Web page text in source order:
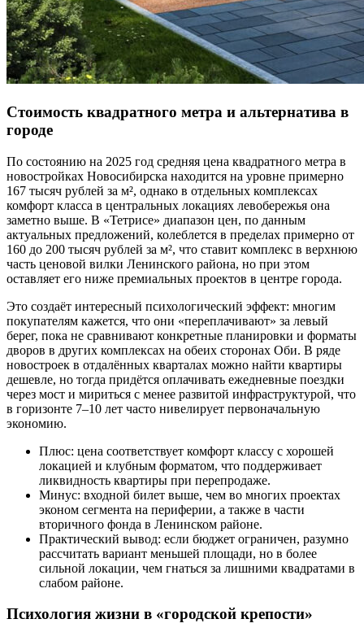
Стоимость квадратного метра и альтернатива в
городе
По состоянию на 2025 год средняя цена квадратного метра в
новостройках Новосибирска находится на уровне примерно
167 тысяч рублей за м², однако в отдельных комплексах
комфорт класса в центральных локациях левобережья она
заметно выше. В «Тетрисе» диапазон цен, по данным
актуальных предложений, колеблется в пределах примерно от
160 до 200 тысяч рублей за м², что ставит комплекс в верхнюю
часть ценовой вилки Ленинского района, но при этом
оставляет его ниже премиальных проектов в центре города.
Это создаёт интересный психологический эффект: многим
покупателям кажется, что они «переплачивают» за левый
берег, пока не сравнивают конкретные планировки и форматы
дворов в других комплексах на обеих сторонах Оби. В ряде
новостроек в отдалённых кварталах можно найти квартиры
дешевле, но тогда придётся оплачивать ежедневные поездки
через мост и мириться с менее развитой инфраструктурой, что
в горизонте 7–10 лет часто нивелирует первоначальную
экономию.
Плюс: цена соответствует комфорт классу с хорошей
локацией и клубным форматом, что поддерживает
ликвидность квартиры при перепродаже.
Минус: входной билет выше, чем во многих проектах
эконом сегмента на периферии, а также в части
вторичного фонда в Ленинском районе.
Практический вывод: если бюджет ограничен, разумно
рассчитать вариант меньшей площади, но в более
сильной локации, чем гнаться за лишними квадратами в
слабом районе.
Психология жизни в «городской крепости»